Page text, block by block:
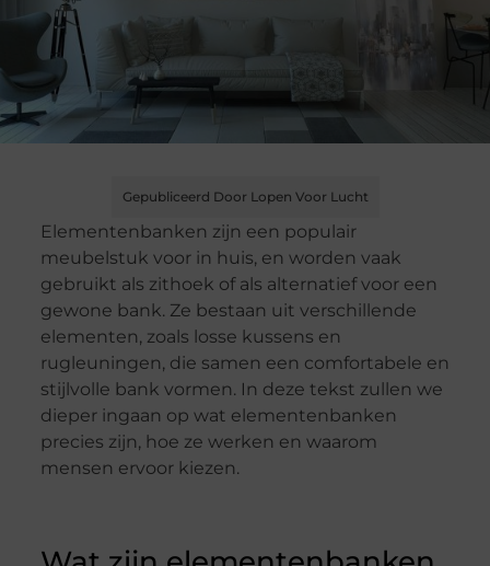
Gepubliceerd Door Lopen Voor Lucht
Elementenbanken zijn een populair
meubelstuk voor in huis, en worden vaak
gebruikt als zithoek of als alternatief voor een
gewone bank. Ze bestaan uit verschillende
elementen, zoals losse kussens en
rugleuningen, die samen een comfortabele en
stijlvolle bank vormen. In deze tekst zullen we
dieper ingaan op wat elementenbanken
precies zijn, hoe ze werken en waarom
mensen ervoor kiezen.